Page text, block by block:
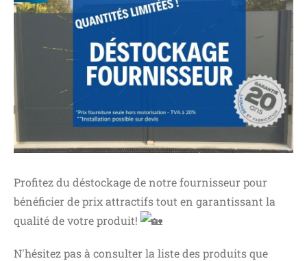
Profitez du déstockage de notre fournisseur pour
bénéficier de prix attractifs tout en garantissant la
qualité de votre produit!
N'hésitez pas à consulter la liste des produits que